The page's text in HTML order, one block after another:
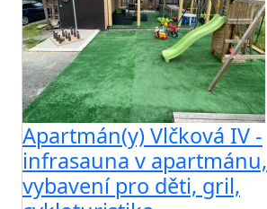
Apartmán(y) Vlčková IV -
infrasauna v apartmánu,
vybavení pro děti, gril,